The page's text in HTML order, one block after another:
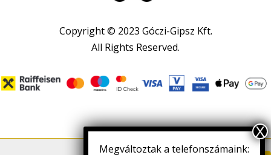
Copyright © 2023 Góczi-Gipsz Kft.
All Rights Reserved.
Megváltoztak a telefonszámaink: